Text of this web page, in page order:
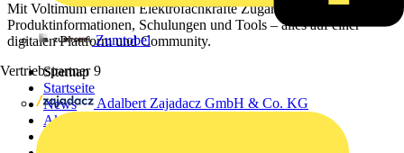
Zumtobel
Vertriebspartner 9
Adalbert Zajadacz GmbH & Co. KG
Mit Voltimum erhalten Elektrofachkräfte Zugang zu Branchennews,
Produktinformationen, Schulungen und Tools – alles auf einer
digitalen Plattform und Community.
Sitemap
Startseite
News
Akademie